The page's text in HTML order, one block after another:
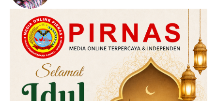
Daerah
Hukum
Kriminal
Labusel